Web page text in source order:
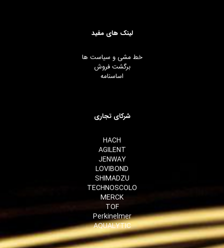
لینک های مفید
خط مشی و سیاست ها
برگشت فروش
اساسنامه
شرکای تجاری
HACH
AGILENT
JENWAY
LOVIBOND
SHIMADZU
TECHNOSCOLO
MERCK
TOF
Perkinelmer
AQUALYTIC